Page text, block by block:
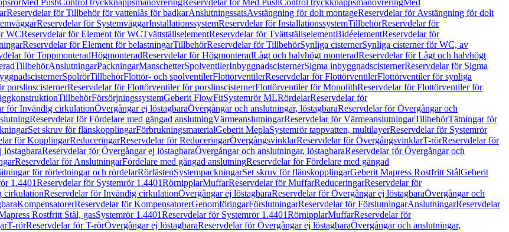
Med PushControl tryckknappsmanövreringReservdelar för Med PushControl tryckknappsmanövreringMed
Reservdelar för Tillbehör för vattenlås för badkarAnslutningssatsAvstängning för dolt montageReservdelar för Avstängning för dolt
Reservdelar för SystemväggarInstallationssystemReservdelar för InstallationssystemTillbehörReservdelar för
WCReservdelar för Element för WCTvättställselementReservdelar för TvättställselementBidéelementReservdelar för
Reservdelar för Element för belastningarTillbehörReservdelar för TillbehörSynliga cisternerSynliga cisterner för WC, av
för ToppmonteradHögmonteradReservdelar för HögmonteradLågt och halvhögt monteradReservdelar för Lågt och halvhögt
TillbehörAnslutningarPackningarManschetterSpolventilerInbyggnadscisternerSigma inbyggnadscisternerReservdelar för Sigma
SpolrörTillbehörFlottör- och spolventilerFlottörventilerReservdelar för FlottörventilerFlottörventiler för synliga
porslinscisternerReservdelar för Flottörventiler för porslinscisternerFlottörventiler för MonolithReservdelar för Flottörventiler för
TillbehörFörsörjningssystemGeberit FlowFitSystemrör MLRördelarReservdelar för
för Invändig cirkulationÖvergångar ej löstagbaraÖvergångar och anslutningar, löstagbaraReservdelar för Övergångar och
Reservdelar för Fördelare med gängad anslutningVärmeanslutningarReservdelar för VärmeanslutningarTillbehörTätningar för
Set skruv för flänskopplingarFörbrukningsmaterialGeberit MeplaSystemrör tappvatten, multilayerReservdelar för Systemrör
för KopplingarReduceringarReservdelar för ReduceringarÖvergångsvinklarReservdelar för ÖvergångsvinklarT-rörReservdelar för
löstagbaraReservdelar för Övergångar ej löstagbaraÖvergångar och anslutningar, löstagbaraReservdelar för Övergångar och
Reservdelar för AnslutningarFördelare med gängad anslutningReservdelar för Fördelare med gängad
för rörledningar och rördelarRörfästenSystempackningarSet skruv för flänskopplingarGeberit Mapress Rostfritt StålGeberit
1.4401Reservdelar för Systemrör 1.4401RörnipplarMuffarReservdelar för MuffarReduceringarReservdelar för
cirkulationReservdelar för Invändig cirkulationÖvergångar ej löstagbaraReservdelar för Övergångar ej löstagbaraÖvergångar och
KompensatorerReservdelar för KompensatorerGenomföringarFörslutningarReservdelar för FörslutningarAnslutningarReservdelar
Rostfritt Stål, gasSystemrör 1.4401Reservdelar för Systemrör 1.4401RörnipplarMuffarReservdelar för
T-rörReservdelar för T-rörÖvergångar ej löstagbaraReservdelar för Övergångar ej löstagbaraÖvergångar och anslutningar,